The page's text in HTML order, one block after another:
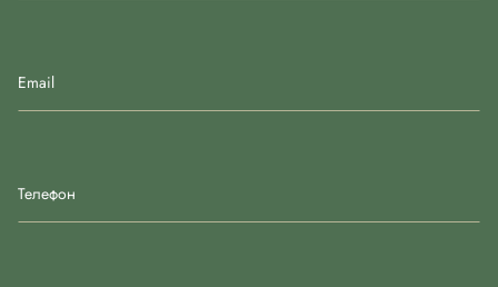
Email
Телефон